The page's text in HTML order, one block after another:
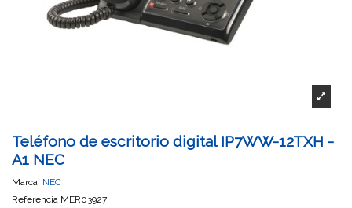
Teléfono de escritorio digital IP7WW-12TXH -
A1 NEC
Marca: NEC
Referencia MER03927